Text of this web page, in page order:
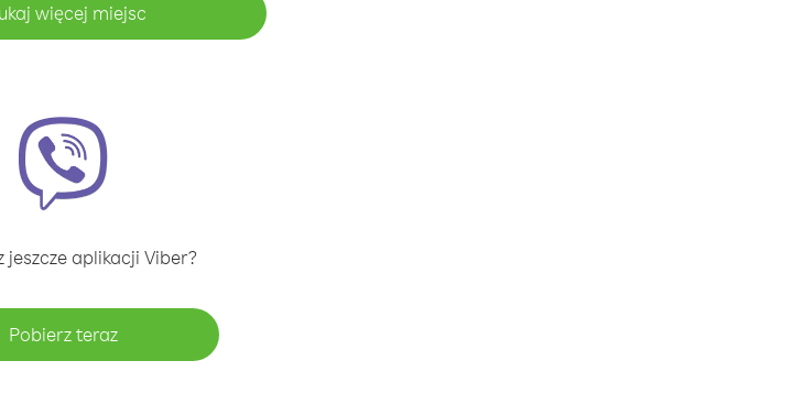
więcej miejsc
jeszcze aplikacji Viber?
Pobierz teraz